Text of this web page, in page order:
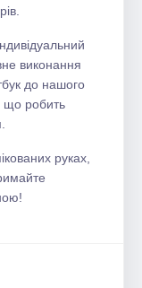
виконання
до нашого
що робить
руках,